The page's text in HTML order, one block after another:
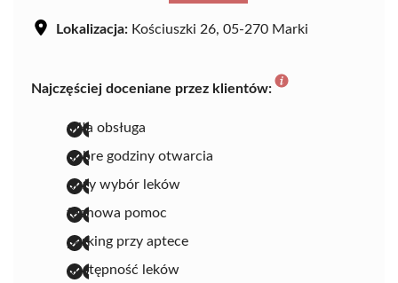
Lokalizacja: Kościuszki 26, 05-270 Marki
Najczęściej doceniane przez klientów:
miła obsługa
dobre godziny otwarcia
duży wybór leków
fachowa pomoc
parking przy aptece
dostępność leków